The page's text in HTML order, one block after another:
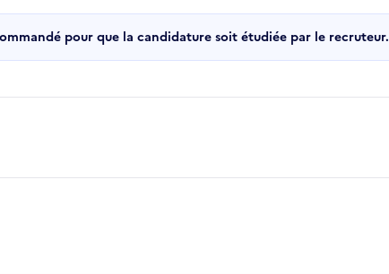
pour que la candidature soit étudiée par le recruteur.